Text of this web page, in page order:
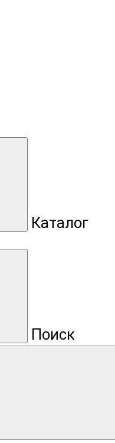
Каталог
Поиск